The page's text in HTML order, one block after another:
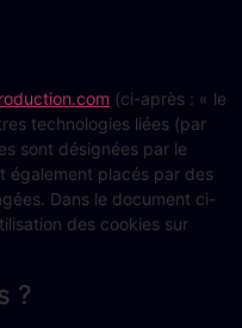
(ci-après : « le
technologies liées (par
sont désignées par le
également placés par des
Dans le document ci-
des cookies sur
?